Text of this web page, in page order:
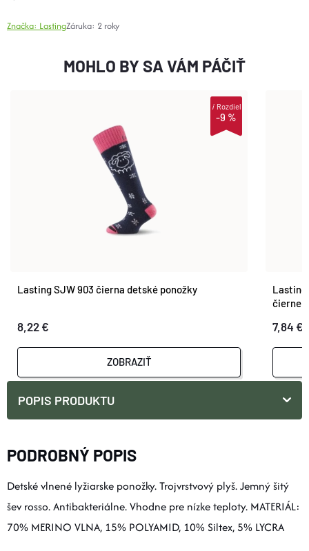
Značka: LastingZáruka: 2 roky
MOHLO BY SA VÁM PÁČIŤ
-9 %
iRozdiel
Lasting SJW 903 čierna detské ponožky
8,22 €
ZOBRAZIŤ
Lasting
čierne
7,84 €
POPIS PRODUKTU
PODROBNÝ POPIS
Detské vlnené lyžiarske ponožky. Trojvrstvový plyš. Jemný šitý
šev rosso. Antibakteriálne. Vhodne pre nízke teploty. MATERIÁL:
70% MERINO VLNA, 15% POLYAMID, 10% Siltex, 5% LYCRA